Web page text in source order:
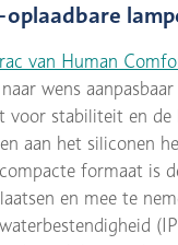
oplaadbare
van Human
wens
voor stabiliteit en de
aan het siliconen
formaat is
en mee te